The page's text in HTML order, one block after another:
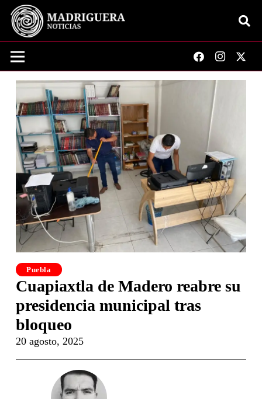
Puebla
Cuapiaxtla de Madero reabre su
presidencia municipal tras
bloqueo
20 agosto, 2025